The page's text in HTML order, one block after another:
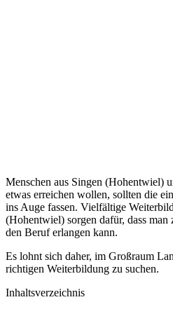
Menschen aus Singen (Hohentwiel)
etwas erreichen wollen, sollten die
ins Auge fassen. Vielfältige
(Hohentwiel) sorgen dafür, dass
den Beruf erlangen kann.
Es lohnt sich daher, im Großraum
richtigen Weiterbildung zu suchen.
Inhaltsverzeichnis